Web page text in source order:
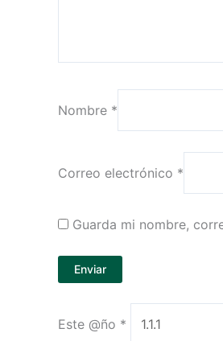
Nombre *
Correo electrónico *
Guarda mi nombre,
Este @ño *